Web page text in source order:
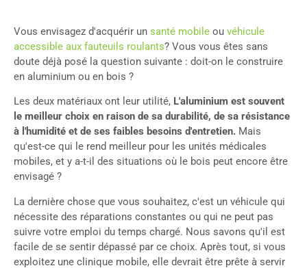
Vous envisagez d'acquérir un santé mobile ou véhicule
accessible aux fauteuils roulants? Vous vous êtes sans
doute déjà posé la question suivante : doit-on le construire
en aluminium ou en bois ?
Les deux matériaux ont leur utilité, L'aluminium est souvent
le meilleur choix en raison de sa durabilité, de sa résistance
à l'humidité et de ses faibles besoins d'entretien. Mais
qu'est-ce qui le rend meilleur pour les unités médicales
mobiles, et y a-t-il des situations où le bois peut encore être
envisagé ?
La dernière chose que vous souhaitez, c'est un véhicule qui
nécessite des réparations constantes ou qui ne peut pas
suivre votre emploi du temps chargé. Nous savons qu'il est
facile de se sentir dépassé par ce choix. Après tout, si vous
exploitez une clinique mobile, elle devrait être prête à servir